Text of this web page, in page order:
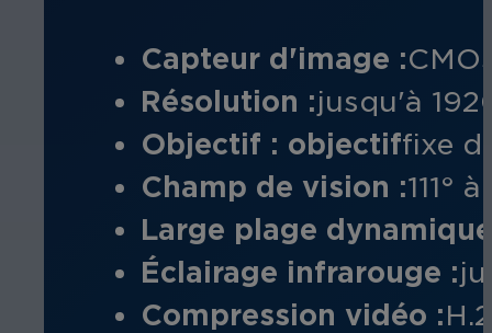
Capteur d'image :
Résolution :jusqu'à
Objectif : objectiffixe
Champ de vision :111°
Large plage
Éclairage infrarouge :
Compression vidéo :